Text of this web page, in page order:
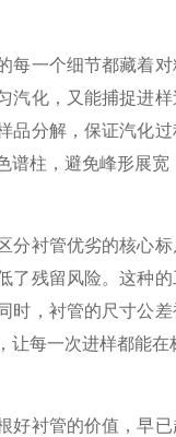
一个细节都藏着对
汽化，又能捕捉进
品分解，保证汽化
谱柱，避免峰形展
衬管优劣的核心标
了残留风险。这种
时，衬管的尺寸公
让每一次进样都能
衬管的价值，早已